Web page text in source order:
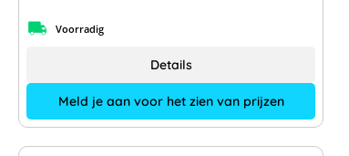
Voorradig
Meld je aan voor het zien van prijzen
Details